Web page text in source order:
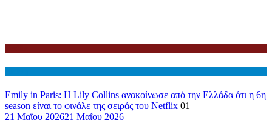
Emily in Paris: Η Lily Collins ανακοίνωσε από την Ελλάδα ότι η 6η
season είναι το φινάλε της σειράς του Netflix 01
21 Μαΐου 202621 Μαΐου 2026